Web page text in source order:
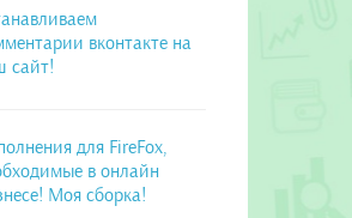
вконтакте на
сайт!
для FireFox,
в онлайн
Моя сборка!